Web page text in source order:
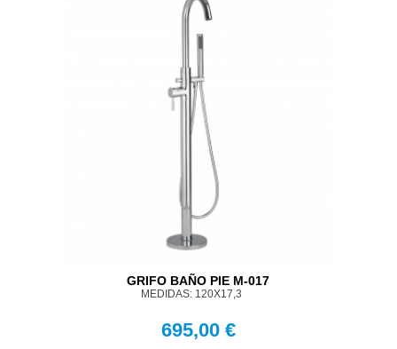
GRIFO BAÑO PIE M-017
MEDIDAS: 120X17,3
695,00 €